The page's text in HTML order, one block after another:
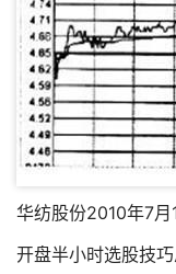
华纺股份2010年7
开盘半小时选股技